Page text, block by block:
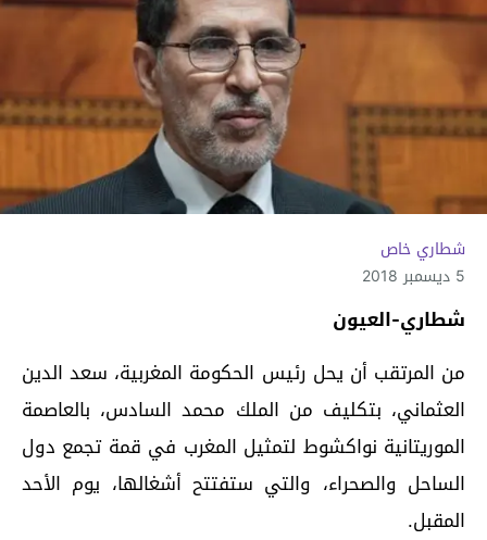
شطاري خاص
5 ديسمبر 2018
شطاري-العيون
من المرتقب أن يحل رئيس الحكومة المغربية، سعد الدين
العثماني، بتكليف من الملك محمد السادس، بالعاصمة
الموريتانية نواكشوط لتمثيل المغرب في قمة تجمع دول
الساحل والصحراء، والتي ستفتتح أشغالها، يوم الأحد
المقبل.